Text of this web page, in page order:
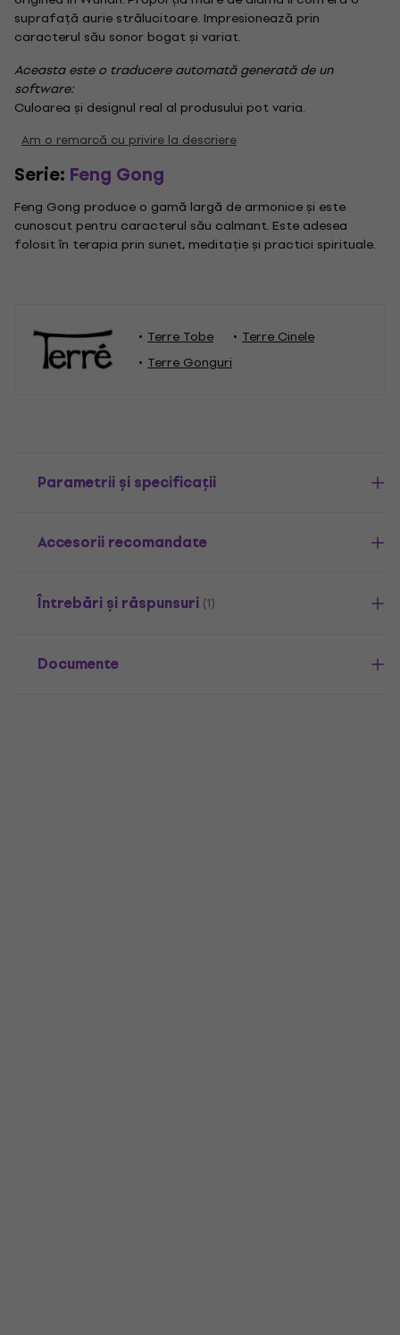
suprafață aurie strălucitoare. Impresionează prin
caracterul său sonor bogat și variat.
Aceasta este o traducere automată generată de un
software:
Culoarea și designul real al produsului pot varia.
Am o remarcă cu privire la descriere
Serie: Feng Gong
Feng Gong produce o gamă largă de armonice și este
cunoscut pentru caracterul său calmant. Este adesea
folosit în terapia prin sunet, meditație și practici spirituale.
Terre Tobe
Terre Cinele
Terre Gonguri
Parametrii și specificații
Accesorii recomandate
Întrebări și răspunsuri (1)
Documente